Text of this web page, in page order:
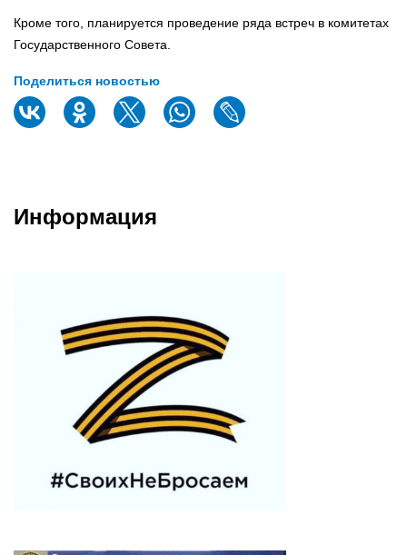
Кроме того, планируется проведение ряда встреч в комитетах
Государственного Совета.
Поделиться новостью
Информация